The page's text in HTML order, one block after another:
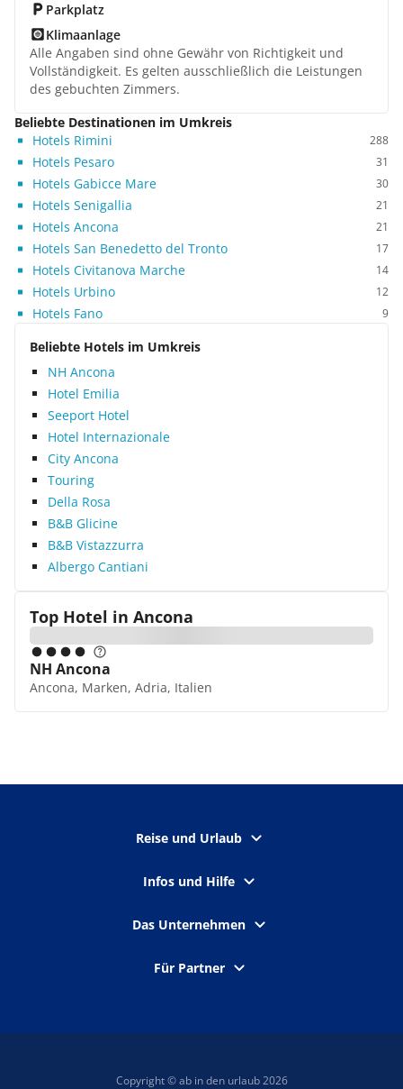
Parkplatz
Klimaanlage
Alle Angaben sind ohne Gewähr von Richtigkeit und
Vollständigkeit. Es gelten ausschließlich die Leistungen
des gebuchten Zimmers.
Beliebte Destinationen im Umkreis
Hotels Rimini
288
Hotels Pesaro 31
Hotels Gabicce Mare 30
Hotels Senigallia 21
Hotels Ancona 21
Hotels San Benedetto del Tronto 17
Hotels Civitanova Marche 14
Hotels Urbino 12
Hotels Fano 9
Beliebte Hotels im Umkreis
NH Ancona
Hotel Emilia
Seeport Hotel
Hotel Internazionale
City Ancona
Touring
Della Rosa
B&B Glicine
B&B Vistazzurra
Albergo Cantiani
Top Hotel in Ancona
NH Ancona
Ancona, Marken, Adria, Italien
Reise und Urlaub
Infos und Hilfe
Das Unternehmen
Für Partner
Copyright © ab in den urlaub 2026